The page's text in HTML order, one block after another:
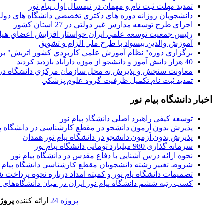
تمدید مهلت ثبت نام و مهمان در نیمسال اول پیام نور
دانشجويان روزانه دوره هاي دكتري تخصصي دانشگاه هاي
اجراي طرح توسعه مدارس غير دولتي در 27 استان کشور
رئيس جمعيت توسعه علمي ايران خواستار افزايش اعضاي
آموزش والدين بيسواد با طرح ملي الزام و تشويق
برگزاري دوره" نظام آموزش علمي كاربردي كشور اتريش"
40 هزار دانش آموز و دانشجو از موزه دارآباد بازديد کردند
معاونت سنجش و پذيرش به محل سازمان مرکزي دانشگاه در
تمديد ثبت نام تکميل ظرفيت گروه علوم پزشکي
اخبار دانشگاه پیام نور
توسعه کیفی راهبرد اصلی دانشگاه پیام نور
پذیرش بدون آزمون دانشجو در مقطع کارشناسی در دانشگاه
پذیرش بدون آزمون دانشجو در دانشگاه پیام نور همدان
سرمایه گذاری 980 میلیارد تومانی دانشگاه پیام نور
نحوه ارائه درس آشنایی با دفاع مقدس در دانشگاه پیام نور
شروط تغییر رشته دانشجویان مقطع کارشناسی دانشگاه پیام
تصمیمات دانشگاه یام نور و کمیته امداد درباره نحوه پرداخت
کسب رتبه ششم دانشگاه پیام نور ایران در میان دانشگاه‌های
پروژه 24 ارائه کننده